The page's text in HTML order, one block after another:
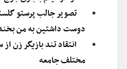
تصویر جالب پرستو
دوست داشتین به من
انتقاد تند بازیگر زن
مختلف جامعه